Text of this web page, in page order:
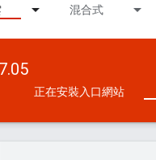
混合式
正在安裝入口網站